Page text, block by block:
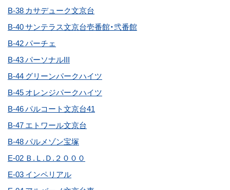
B-38 カサデューク文京台
B-40 サンテラス文京台壱番館・弐番館
B-42 パーチェ
B-43 パーソナルIII
B-44 グリーンパークハイツ
B-45 オレンジパークハイツ
B-46 パルコート文京台41
B-47 エトワール文京台
B-48 パルメゾン宝塚
E-02 Ｂ.Ｌ.Ｄ.２０００
E-03 インペリアル